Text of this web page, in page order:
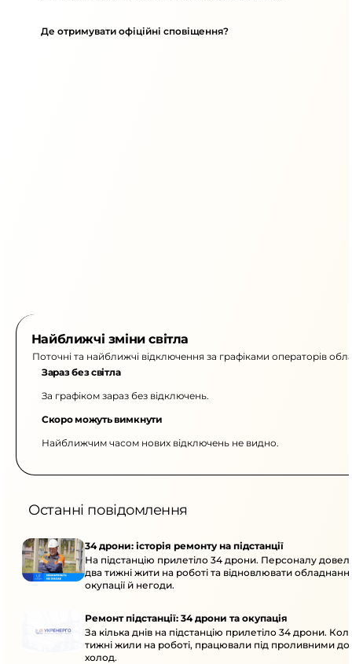
Де отримувати офіційні сповіщення?
Найближчі зміни світла
Поточні та найближчі відключення за графіками операторів
Зараз без світла
За графіком зараз без відключень.
Скоро можуть вимкнути
Найближчим часом нових відключень не видно.
Останні повідомлення
34 дрони: історія ремонту на підстанції
На підстанцію прилетіло 34 дрони. Персоналу
два тижні жити на роботі та відновлювати
окупації й негоди.
Ремонт підстанції: 34 дрони та окупація
За кілька днів на підстанцію прилетіло 34 дрони.
тижні жили на роботі, працювали під проливними
холод.